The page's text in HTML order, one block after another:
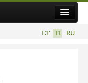
ET FI RU